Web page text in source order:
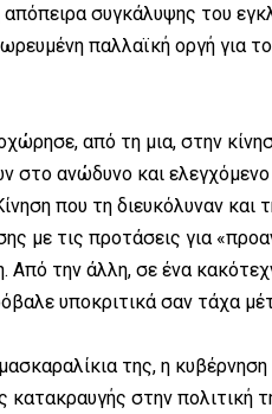
απόπειρα συγκάλυψης του
παλλαϊκή οργή για
από τη μια, στην
ανώδυνο και ελεγχόμενο
που τη διευκόλυναν και
με τις προτάσεις για
Από την άλλη, σε ένα
υποκριτικά σαν τάχα
της, η
στην πολιτική